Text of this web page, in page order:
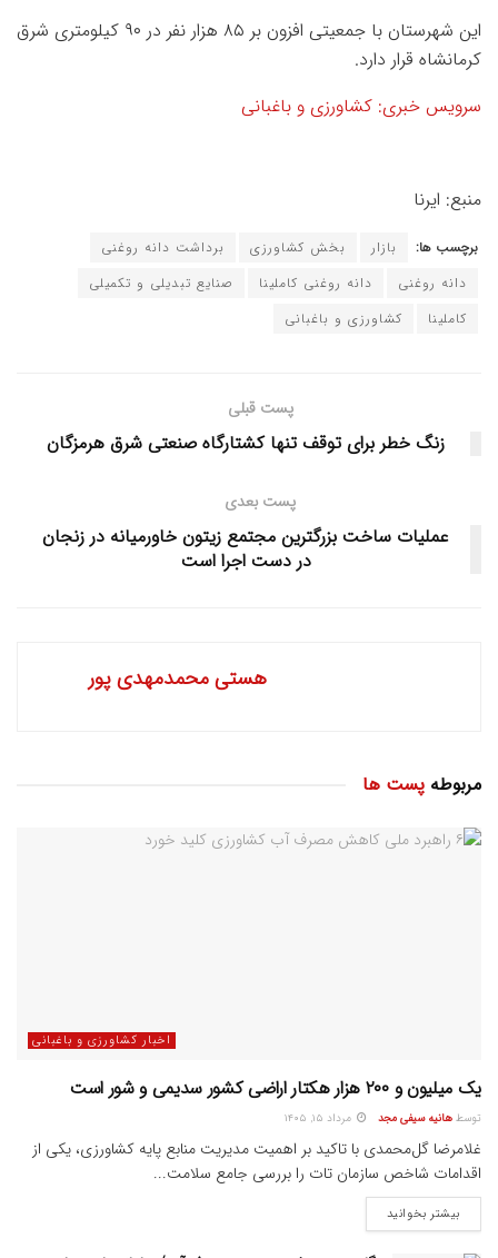
این شهرستان با جمعیتی افزون بر ۸۵ هزار نفر در ۹۰ کیلومتری شرق
کرمانشاه قرار دارد.
سرویس خبری: کشاورزی و باغبانی
منبع: ایرنا
برچسب ها: بازار بخش کشاورزی
برداشت دانه روغنی
دانه روغنی
دانه روغنی کاملینا
صنایع تبدیلی و تکمیلی
کاملینا
کشاورزی و باغبانی
پست قبلی
زنگ خطر برای توقف تنها کشتارگاه صنعتی شرق هرمزگان
پست بعدی
عملیات ساخت بزرگترین مجتمع زیتون خاورمیانه در زنجان
در دست اجرا است
هستی محمدمهدی پور
مربوطه پست ها
اخبار کشاورزی و باغبانی
یک میلیون و ۲۰۰ هزار هکتار اراضی کشور سدیمی و شور است
توسط هانیه سیفی مجد مرداد ۱۵, ۱۴۰۵
غلامرضا گل‌محمدی با تاکید بر اهمیت مدیریت منابع پایه کشاورزی، یکی از
اقدامات شاخص سازمان تات را بررسی جامع سلامت...
بیشتر بخوانید